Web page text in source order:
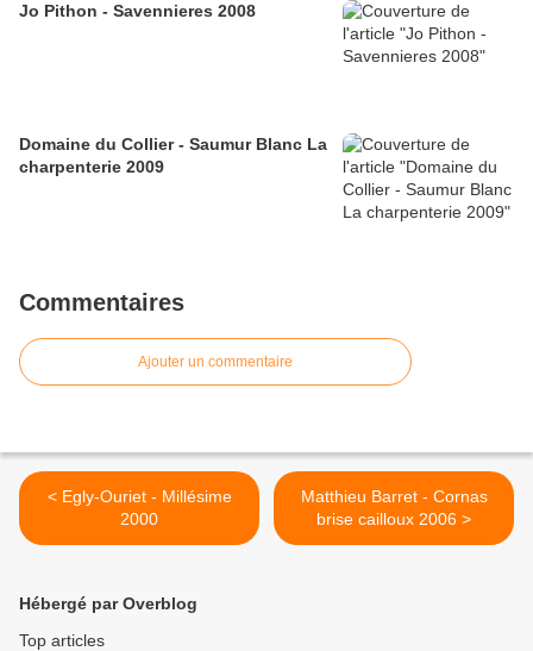
Jo Pithon - Savennieres 2008
Domaine du Collier - Saumur Blanc La
charpenterie 2009
Commentaires
Ajouter un commentaire
< Egly-Ouriet - Millésime
2000
Matthieu Barret - Cornas
brise cailloux 2006 >
Hébergé par Overblog
Top articles